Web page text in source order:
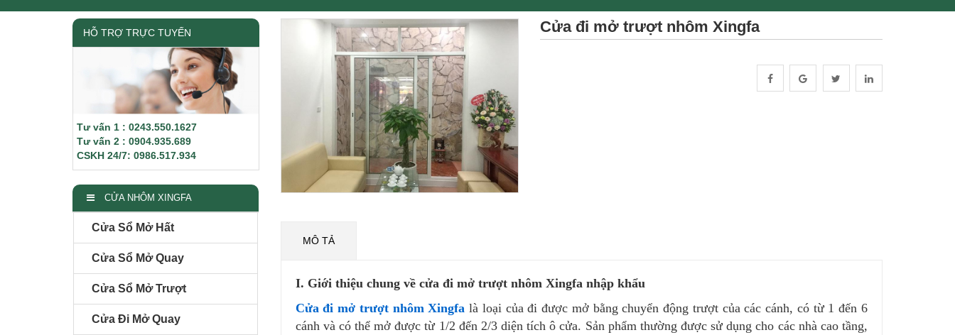
HỖ TRỢ TRỰC TUYẾN
Tư vấn 1 : 0243.550.1627
Tư vấn 2 : 0904.935.689
CSKH 24/7: 0986.517.934
CỬA NHÔM XINGFA
Cửa Sổ Mở Hất
Cửa Sổ Mở Quay
Cửa Sổ Mở Trượt
Cửa Đi Mở Quay
Cửa đi mở trượt nhôm Xingfa
MÔ TẢ
I. Giới thiệu chung về cửa đi mở trượt nhôm Xingfa nhập khẩu
Cửa đi mở trượt nhôm Xingfa là loại của đi được mở bằng chuyển động trượt của các cánh, có từ 1 đến 6
cánh và có thể mở được từ 1/2 đến 2/3 diện tích ô cửa. Sản phẩm thường được sử dụng cho các nhà cao tầng,